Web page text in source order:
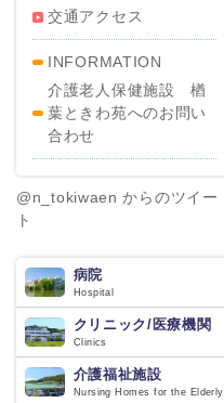
交通アクセス
INFORMATION
介護老人保健施設 楢
葉ときわ苑へのお問い
合わせ
@n_tokiwaen からのツイー
ト
病院
Hospital
クリニック/医療機関
Clinics
介護福祉施設
Nursing Homes for the Elderly